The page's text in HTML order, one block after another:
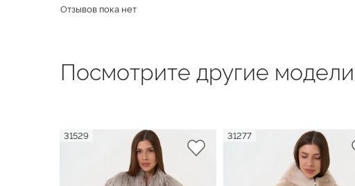
Отзывов пока нет
Посмотрите другие
31529 31277